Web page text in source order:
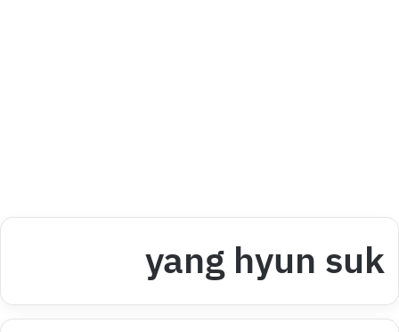
yang hyun suk